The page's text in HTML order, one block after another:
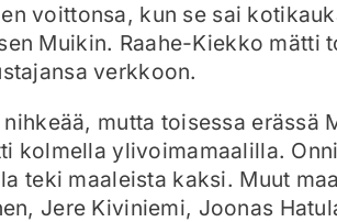
voittonsa, kun se sai
Muikin. Raahe-Kiekko mätti
verkkoon.
mutta toisessa erässä
kolmella ylivoimamaalilla.
teki maaleista kaksi. Muut
Jere Kiviniemi, Joonas